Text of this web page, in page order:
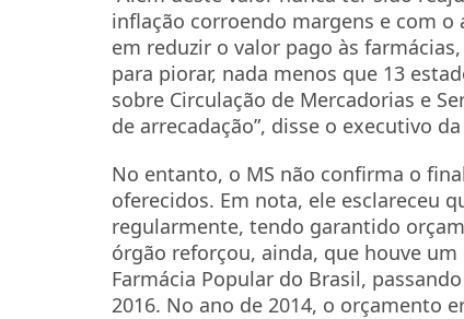
inflação corroendo margens e com
em reduzir o valor pago às
para piorar, nada menos que 13
sobre Circulação de Mercadorias e
de arrecadação”, disse o executivo
No entanto, o MS não confirma o
oferecidos. Em nota, ele esclareceu
regularmente, tendo garantido
órgão reforçou, ainda, que houve
Farmácia Popular do Brasil,
2016. No ano de 2014, o orçamento